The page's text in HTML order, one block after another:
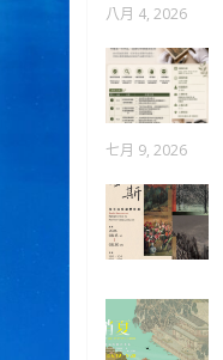
八月 4, 2026
七月 9, 2026